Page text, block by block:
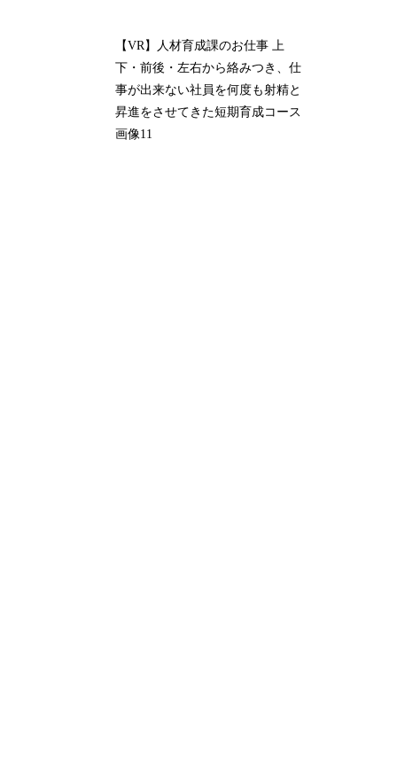
【VR】人材育成課のお仕事 上
下・前後・左右から絡みつき、仕
事が出来ない社員を何度も射精と
昇進をさせてきた短期育成コース
画像11